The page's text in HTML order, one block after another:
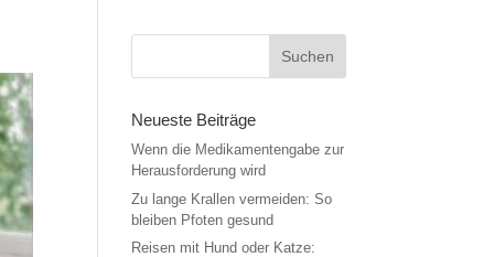
Neueste Beiträge
Wenn die Medikamentengabe zur
Herausforderung wird
Zu lange Krallen vermeiden: So
bleiben Pfoten gesund
Reisen mit Hund oder Katze: